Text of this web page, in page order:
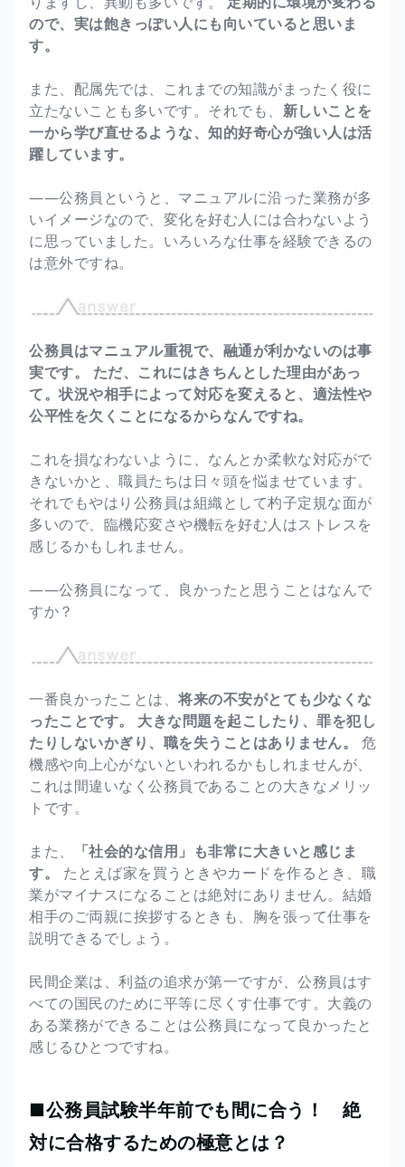
ので、実は飽きっぽい人にも向いていると思いま
す。
また、配属先では、これまでの知識がまったく役に
立たないことも多いです。それでも、 新しいことを
一から学び直せるような、知的好奇心が強い人は活
躍しています。
――公務員というと、マニュアルに沿った業務が多
いイメージなので、変化を好む人には合わないよう
に思っていました。いろいろな仕事を経験できるの
は意外ですね。
公務員はマニュアル重視で、融通が利かないのは事
実です。
ただ、これにはきちんとした理由があっ
て。状況や相手によって対応を変えると、適法性や
公平性を欠くことになるからなんですね。
これを損なわないように、なんとか柔軟な対応がで
きないかと、職員たちは日々頭を悩ませています。
それでもやはり公務員は組織として杓子定規な面が
多いので、臨機応変さや機転を好む人はストレスを
感じるかもしれません。
――公務員になって、良かったと思うことはなんで
すか？
一番良かったことは、 将来の不安がとても少なくな
ったことです。
大きな問題を起こしたり、罪を犯し
たりしないかぎり、職を失うことはありません。
危
機感や向上心がないといわれるかもしれませんが、
これは間違いなく公務員であることの大きなメリッ
トです。
また、
「社会的な信用」も非常に大きいと感じま
す。
たとえば家を買うときやカードを作るとき、職
業がマイナスになることは絶対にありません。結婚
相手のご両親に挨拶するときも、胸を張って仕事を
説明できるでしょう。
民間企業は、利益の追求が第一ですが、公務員はす
べての国民のために平等に尽くす仕事です。大義の
ある業務ができることは公務員になって良かったと
感じるひとつですね。
■公務員試験半年前でも間に合う！ 絶
対に合格するための極意とは？